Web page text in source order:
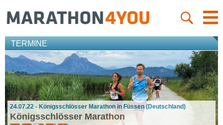
TERMINE
24.07.22 - Königsschlösser Marathon in Füssen (Deutschland)
Königsschlösser Marathon